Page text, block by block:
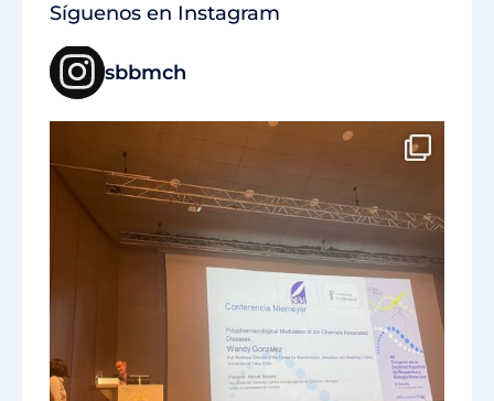
Síguenos en Instagram
sbbmch